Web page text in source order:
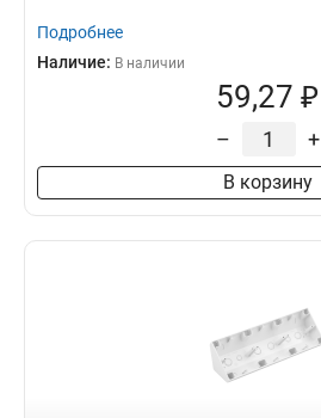
Подробнее
Наличие: В наличии
59,27 ₽
– +
В корзину